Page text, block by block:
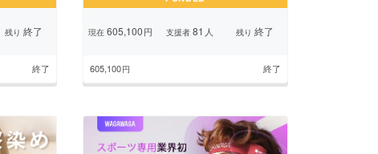
残り 終了
終了
現在605,100円 支援者81 人 残り 終了
605,100円 終了